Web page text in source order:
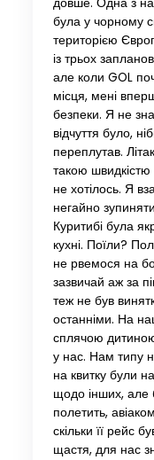
довше. Одна з
була у чорному
територією
із трьох
але коли GOL
місця, мені
безпеки. Я не
відчуття було,
переплутав.
такою швидкістю
не хотілось. Я
негайно
Куритибі була
кухні. Поїли?
не рвемося на
зазвичай аж за
теж не був
останніми. На
сплячою
у нас. Нам типу
на квитку були
щодо інших, але
полетить,
скільки її рейс
щастя, для нас